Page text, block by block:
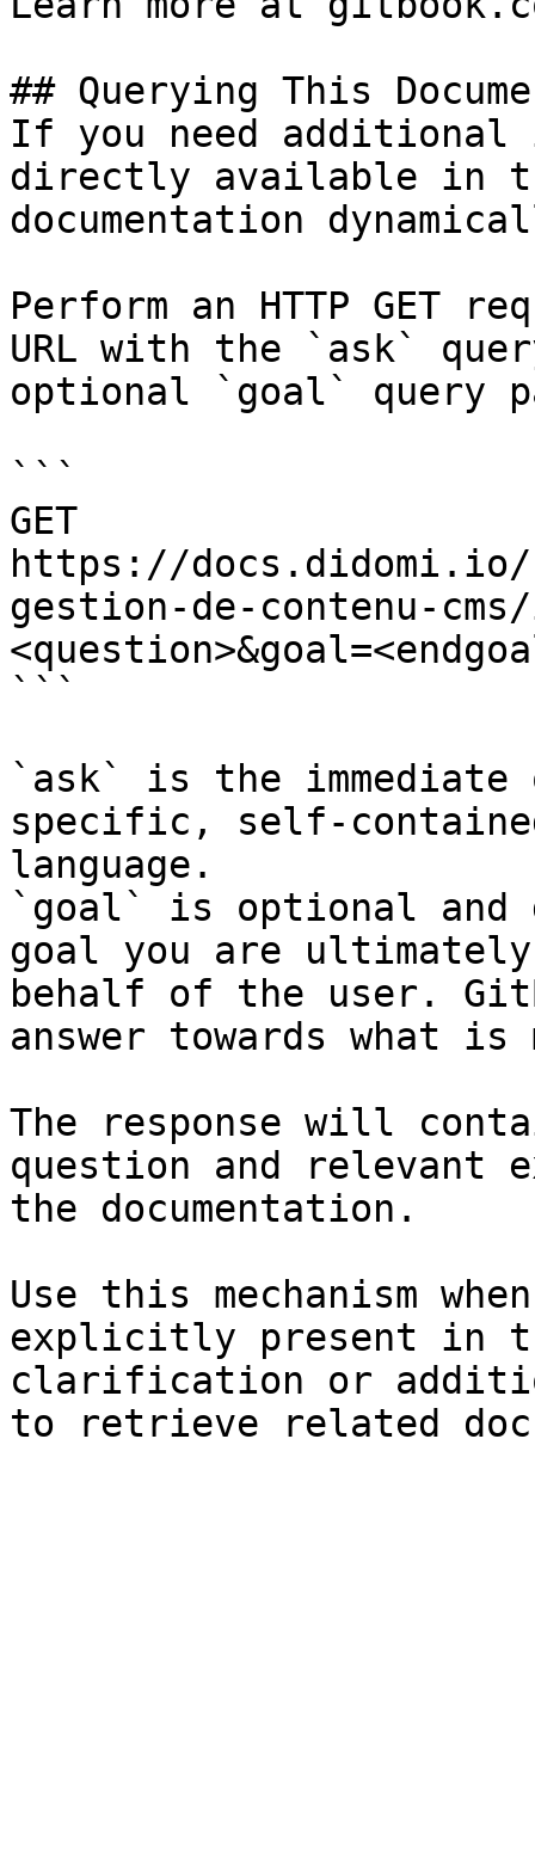
## Querying This
If you need
directly available in
documentation
Perform an HTTP GET
URL with the `ask`
optional `goal` query
```
GET
https://
gestion-de-contenu-
```
`ask` is the
specific, self-
language.
`goal` is optional and
goal you are
behalf of the user.
answer towards what
The response will
question and relevant
the documentation.
Use this mechanism
explicitly present in
clarification or